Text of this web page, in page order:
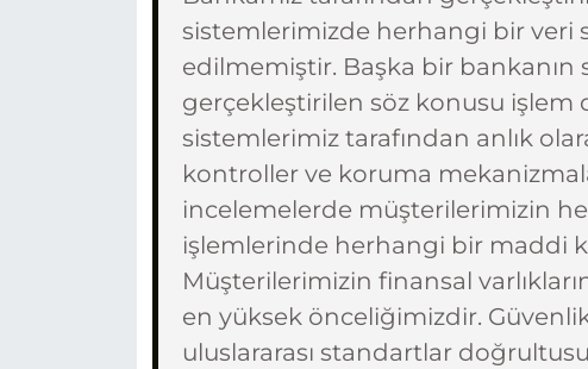
sistemlerimizde herhangi bir veri
edilmemiştir. Başka bir bankanın
gerçekleştirilen söz konusu işlem
sistemlerimiz tarafından anlık
kontroller ve koruma
incelemelerde müşterilerimizin
işlemlerinde herhangi bir maddi
Müşterilerimizin finansal
en yüksek önceliğimizdir.
uluslararası standartlar